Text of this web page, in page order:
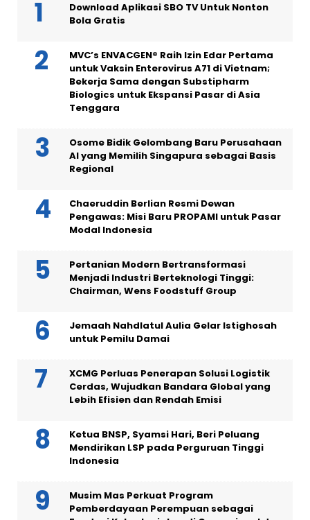
Download Aplikasi SBO TV Untuk Nonton
Bola Gratis
MVC’s ENVACGEN® Raih Izin Edar Pertama
untuk Vaksin Enterovirus A71 di Vietnam;
Bekerja Sama dengan Substipharm
Biologics untuk Ekspansi Pasar di Asia
Tenggara
Osome Bidik Gelombang Baru Perusahaan
AI yang Memilih Singapura sebagai Basis
Regional
Chaeruddin Berlian Resmi Dewan
Pengawas: Misi Baru PROPAMI untuk Pasar
Modal Indonesia
Pertanian Modern Bertransformasi
Menjadi Industri Berteknologi Tinggi:
Chairman, Wens Foodstuff Group
Jemaah Nahdlatul Aulia Gelar Istighosah
untuk Pemilu Damai
XCMG Perluas Penerapan Solusi Logistik
Cerdas, Wujudkan Bandara Global yang
Lebih Efisien dan Rendah Emisi
Ketua BNSP, Syamsi Hari, Beri Peluang
Mendirikan LSP pada Perguruan Tinggi
Indonesia
Musim Mas Perkuat Program
Pemberdayaan Perempuan sebagai